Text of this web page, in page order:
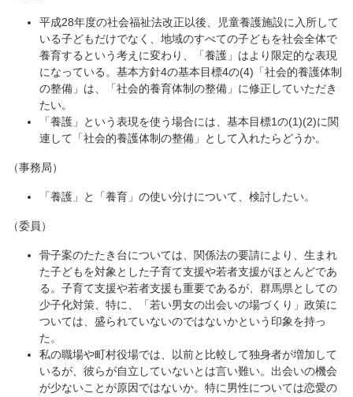
平成28年度の社会福祉法改正以後、児童養護施設に入所して
いる子どもだけでなく、地域のすべての子どもを社会全体で
養育するという考えに変わり、「養護」はより限定的な表現
になっている。基本方針4の基本目標4の(4)「社会的養護体制
の整備」は、「社会的養育体制の整備」に修正していただき
たい。
「養護」という表現を使う場合には、基本目標1の(1)(2)に関
連して「社会的養護体制の整備」として入れたらどうか。
（事務局）
「養護」と「養育」の使い分けについて、検討したい。
（委員）
骨子案のたたき台については、関係法の要請により、生まれ
た子どもを対象とした子育て支援や若者支援がほとんどであ
る。子育て支援や若者支援も重要であるが、群馬県としての
少子化対策、特に、「若い男女の出会いの場づくり」政策に
ついては、盛られていないのではないかという印象を持っ
た。
私の職場や町村役場では、以前と比較して独身者が増加して
いるが、彼らが自立していないとは言い難い。出会いの機会
が少ないことが原因ではないか。特に男性については恋愛の